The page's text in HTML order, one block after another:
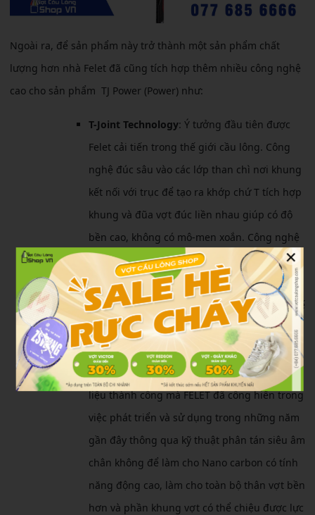
Ngoài ra, để sản phẩm này trở thành một sản phẩm chất
lượng hơn nhà Felet đã cũng tích hợp thêm nhiều công nghệ
cao cho sản phẩm TJ Power (Power) như:
T-Joint Technology: Ý tưởng đầu tiên được
Felet cải tiến trong thế giới cầu lông. Công
nghệ đúc sâu vào các lớp than chì nơi khung
kết nối với trục để tạo ra khớp chứ T tích hợp
khung và đũa vợt đúc liền nhau giúp có độ
bền cao, không có mô-men xoắn. Công nghệ
giúp hỗ trợ giảm xoắn vợt sau khi thực hiện
một pha cầu.
HIGH SPEED FRAME: Khung hình hộp thiết kế
để bỏ qua các lực cản của gió, giúp tốc độ
vợt di chuyển tăng đến tối đa.
Nano Booster Tube: Là một trong những vật
liệu thành công mà FELET đã công hiến trong
việc phát triển và sử dụng trong những năm
gần đây thông qua kỹ thuật phân tán siêu âm
chân không để làm cho Nano carbon có tính
năng động cao, làm cho toàn bộ thân vợt bền
hơn và phần khung vợt có thể chiệu được lực
×